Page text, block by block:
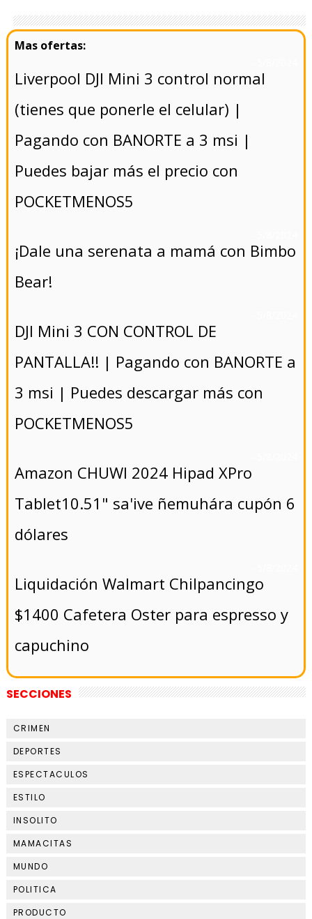
Liverpool DJI Mini 3 control normal
(tienes que ponerle el celular) |
Pagando con BANORTE a 3 msi |
Puedes bajar más el precio con
POCKETMENOS5
¡Dale una serenata a mamá con Bimbo
Bear!
DJI Mini 3 CON CONTROL DE
PANTALLA!! | Pagando con BANORTE a
3 msi | Puedes descargar más con
POCKETMENOS5
Amazon CHUWI 2024 Hipad XPro
Tablet10.51" sa'ive ñemuhára cupón 6
dólares
Liquidación Walmart Chilpancingo
$1400 Cafetera Oster para espresso y
capuchino
SECCIONES
CRIMEN
DEPORTES
ESPECTACULOS
ESTILO
INSOLITO
MAMACITAS
MUNDO
POLITICA
PRODUCTO